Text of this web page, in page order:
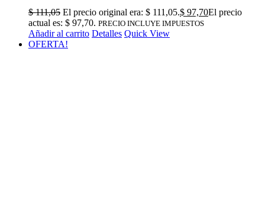
$111,05 El precio original era: $ 111,05.$ 97,70El precio
actual es: $ 97,70. PRECIO INCLUYE IMPUESTOS
Añadir al carrito Detalles Quick View
OFERTA!